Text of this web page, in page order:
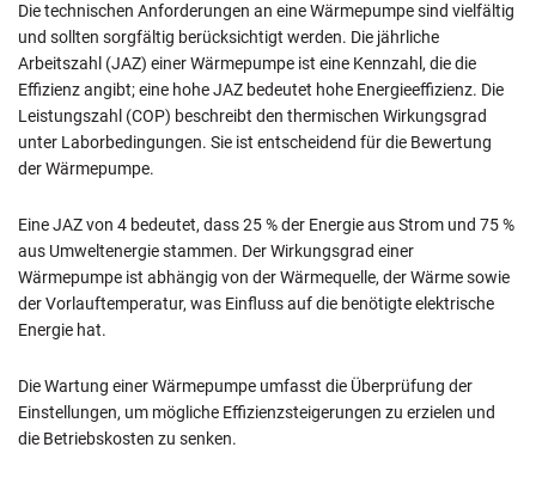
Die technischen Anforderungen an eine Wärmepumpe sind vielfältig
und sollten sorgfältig berücksichtigt werden. Die jährliche
Arbeitszahl (JAZ) einer Wärmepumpe ist eine Kennzahl, die die
Effizienz angibt; eine hohe JAZ bedeutet hohe Energieeffizienz. Die
Leistungszahl (COP) beschreibt den thermischen Wirkungsgrad
unter Laborbedingungen. Sie ist entscheidend für die Bewertung
der Wärmepumpe.
Eine JAZ von 4 bedeutet, dass 25 % der Energie aus Strom und 75 %
aus Umweltenergie stammen. Der Wirkungsgrad einer
Wärmepumpe ist abhängig von der Wärmequelle, der Wärme sowie
der Vorlauftemperatur, was Einfluss auf die benötigte elektrische
Energie hat.
Die Wartung einer Wärmepumpe umfasst die Überprüfung der
Einstellungen, um mögliche Effizienzsteigerungen zu erzielen und
die Betriebskosten zu senken.